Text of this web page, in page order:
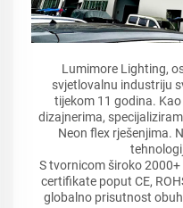
Lumimore Lighting,
svjetlovalnu industriju
tijekom 11 godina.
dizajnerima,
Neon flex rješenjima.
S tvornicom široko
certifikate poput CE,
globalno prisutnost